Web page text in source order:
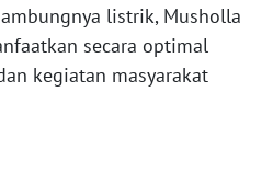
listrik, Musholla
secara optimal
kegiatan masyarakat